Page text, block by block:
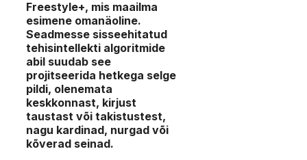
Freestyle+, mis maailma
esimene omanäoline.
Seadmesse sisseehitatud
tehisintellekti algoritmide
abil suudab see
projitseerida hetkega selge
pildi, olenemata
keskkonnast, kirjust
taustast või takistustest,
nagu kardinad, nurgad või
kõverad seinad.